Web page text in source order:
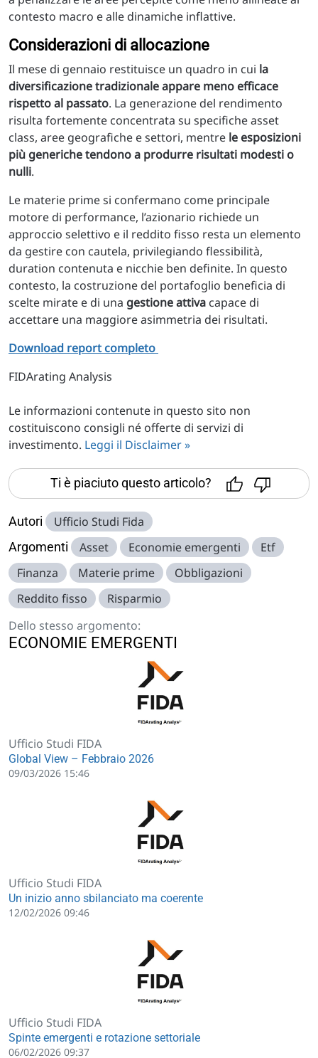
contesto macro e alle dinamiche inflattive.
Considerazioni di allocazione
Il mese di gennaio restituisce un quadro in cui la
diversificazione tradizionale appare meno efficace
rispetto al passato. La generazione del rendimento
risulta fortemente concentrata su specifiche asset
class, aree geografiche e settori, mentre le esposizioni
più generiche tendono a produrre risultati modesti o
nulli.
Le materie prime si confermano come principale
motore di performance, l’azionario richiede un
approccio selettivo e il reddito fisso resta un elemento
da gestire con cautela, privilegiando flessibilità,
duration contenuta e nicchie ben definite. In questo
contesto, la costruzione del portafoglio beneficia di
scelte mirate e di una gestione attiva capace di
accettare una maggiore asimmetria dei risultati.
Download report completo
FIDArating Analysis
Le informazioni contenute in questo sito non
costituiscono consigli né offerte di servizi di
investimento. Leggi il Disclaimer »
Ti è piaciuto questo articolo?
Autori Ufficio Studi Fida
Argomenti Asset Economie emergenti
Etf
Finanza
Materie prime
Obbligazioni
Reddito fisso
Risparmio
Dello stesso argomento:
ECONOMIE EMERGENTI
Ufficio Studi FIDA
Global View – Febbraio 2026
09/03/2026 15:46
Ufficio Studi FIDA
Un inizio anno sbilanciato ma coerente
12/02/2026 09:46
Ufficio Studi FIDA
Spinte emergenti e rotazione settoriale
06/02/2026 09:37